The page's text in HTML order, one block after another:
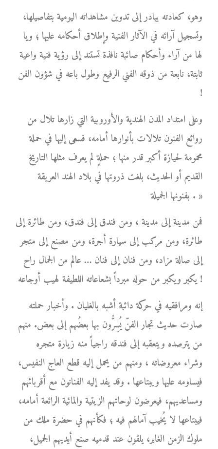
وهو، كعادته يبادر إلى تدوين مشاهداته اليومية بتفاصيلها،
وتسجيل آرائه في الآثار الفنية وإطلاق أحكامه عليها ؛ ويا
لها من آراء وأحكام صائبة نافذة تستند إلى رؤية فنية واعية
ثابتة، نابعة من ذوقه الفني الرفيع وطول باعه في شؤون الفن
!
وعلى امتداد المدن الهندية والأوروبية التي زارها تلال من
روائع الفنون تلالات بأنوارها أمامه، فسعى إليها في حملة
محمومة لحيازة أكبر قدر منها ؛ حملةٍ لم يعرف مثلها التاريخ
القديم أو الحديث، بلغت ذروتها في بلاد الهند العريقة
بفنونها الجميلة . »
فمن مدينة إلى مدينة ، ومن فندق إلى فندق، ومن طائرة إلى
طائرة، ومن مركب إلى سيارة أجرة، ومن مصنع إلى متجر
إلى صالة مزاد، ومن فنان إلى فنان … عالم من الجمال راح
يكبر ويكبر من حوله مبرداً بشعاعاته اللطيفة لهيب أوجاعه !
إنه ومرافقيه في حركة دائبة أشبه بالغليان . وأخبار حملته
صارت حديث تجار الفنّ يُسِرُّون بها بعضُهم إلى بعض. منهم
من يترصده ويتعقبه إلى فندقه راجياً منه زيارة متجره
وشراء معروضاته ، ومنهم من يحمل إليه قطع العاج النفيس،
فيساومه عليها ويبتاعها . وقد يفد إليه الفنانون مع أقربائهم
ومساعديهم، فيعرضون لوحاتهم الزيتية والمائية الرائعة أمامه،
فيبتاعها لا يُخيب آمالهم فيه ؛ فكأنهم في حضرة ملك من
ملوك الزمن الغابر، يلقون عند قدميه صنع أيديهم الجميل،